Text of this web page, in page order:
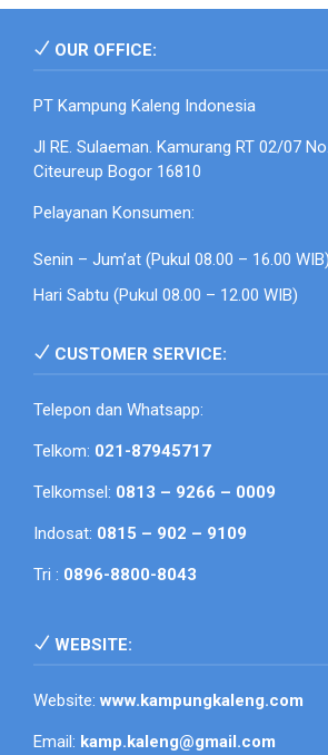
OUR OFFICE:
PT Kampung Kaleng Indonesia
Jl RE. Sulaeman. Kamurang RT 02/07
Citeureup Bogor 16810
Pelayanan Konsumen:
Senin – Jum’at (Pukul 08.00 – 16.00 WIB)
Hari Sabtu (Pukul 08.00 – 12.00 WIB)
CUSTOMER SERVICE:
Telepon dan Whatsapp:
Telkom: 021-87945717
Telkomsel: 0813 – 9266 – 0009
Indosat: 0815 – 902 – 9109
Tri : 0896-8800-8043
WEBSITE:
Website:www.kampungkaleng.com
Email: kamp.kaleng@gmail.com